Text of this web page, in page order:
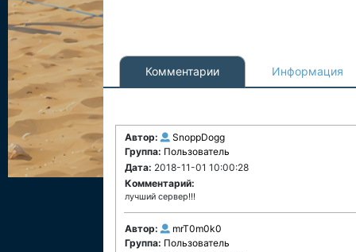
Комментарии Информация
Автор:
SnoppDogg
Группа: Пользователь
Дата: 2018-11-01 10:00:28
Комментарий:
лучший сервер!!!
Автор:
mrT0m0k0
Группа: Пользователь